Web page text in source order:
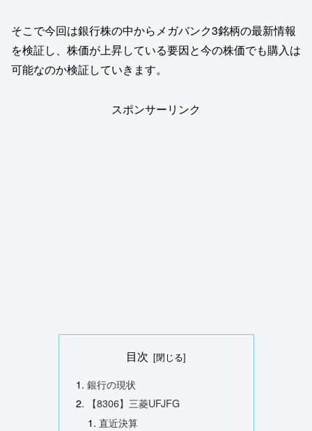
そこで今回は銀行株の中からメガバンク3銘柄の最新情報
を検証し、株価が上昇している要因と今の株価でも購入は
可能なのか検証していきます。
スポンサーリンク
目次
銀行の現状
【8306】三菱UFJFG
直近決算